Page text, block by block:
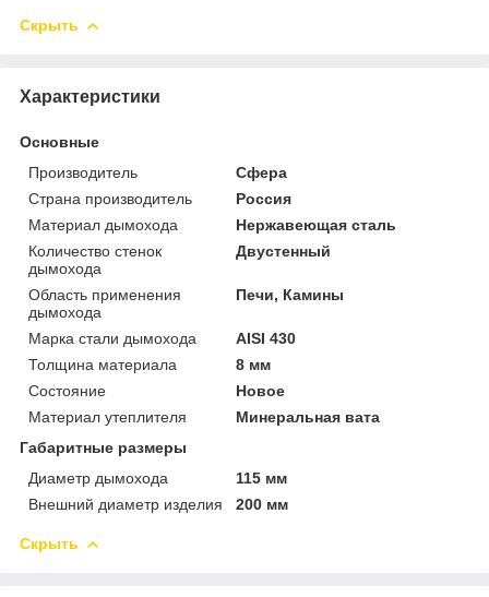
Скрыть
Характеристики
Основные
Производитель
Сфера
Страна производитель
Россия
Материал дымохода
Нержавеющая сталь
Количество стенок
дымохода
Двустенный
Область применения
дымохода
Печи, Камины
Марка стали дымохода
AISI 430
Толщина материала
8 мм
Состояние
Новое
Материал утеплителя
Минеральная вата
Габаритные размеры
Диаметр дымохода
115 мм
Внешний диаметр изделия
200 мм
Скрыть